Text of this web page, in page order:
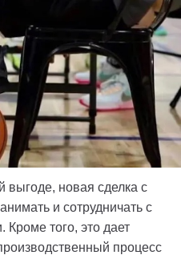
выгоде, новая сделка с
и сотрудничать с
Кроме того, это дает
процесс